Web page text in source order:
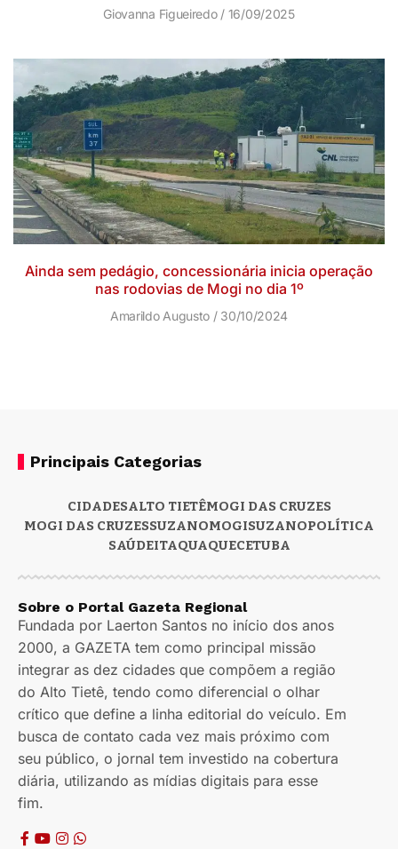
Giovanna Figueiredo 16/09/2025
Ainda sem pedágio, concessionária inicia operação
nas rodovias de Mogi no dia 1º
Amarildo Augusto 30/10/2024
Principais Categorias
CIDADESALTO TIETÊMOGI DAS CRUZES
MOGI DAS CRUZESSUZANOMOGISUZANOPOLÍTICA
SAÚDEITAQUAQUECETUBA
Sobre o Portal Gazeta Regional
Fundada por Laerton Santos no início dos anos
2000, a GAZETA tem como principal missão
integrar as dez cidades que compõem a região
do Alto Tietê, tendo como diferencial o olhar
crítico que define a linha editorial do veículo. Em
busca de contato cada vez mais próximo com
seu público, o jornal tem investido na cobertura
diária, utilizando as mídias digitais para esse
fim.